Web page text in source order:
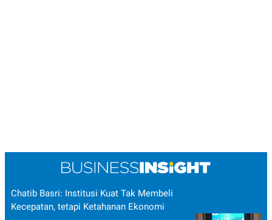
Chatib Basri: Institusi Kuat Tak Membeli
Kecepatan, tetapi Ketahanan Ekonomi